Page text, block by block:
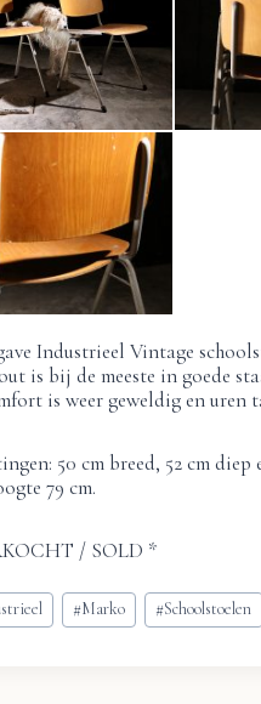
Industrieel Vintage
is bij de meeste in goede
is weer geweldig en uren
50 cm breed, 52 cm diep
79 cm.
/ SOLD *
#Marko #Schoolstoelen